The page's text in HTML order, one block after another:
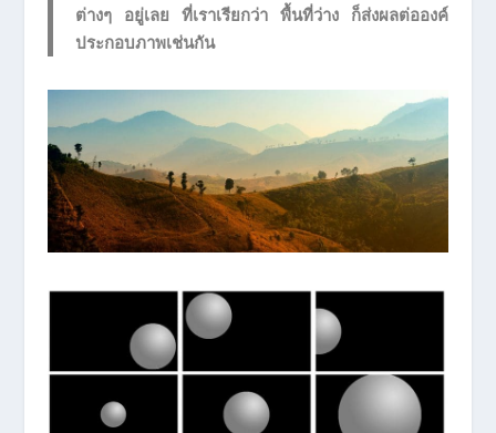
ต่างๆ อยู่เลย ที่เราเรียกว่า พื้นที่ว่าง ก็ส่งผลต่อองค์
ประกอบภาพเช่นกัน